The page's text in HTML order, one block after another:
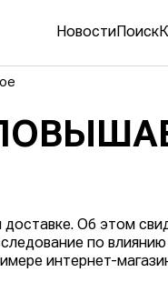
Новости Поиск
Об этом
по
интернет-